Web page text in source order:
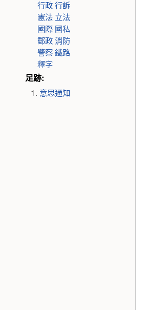
行政行訴
憲法 立法
國際 國私
郵政消防
警察鐵路
釋字
足跡:
意思通知